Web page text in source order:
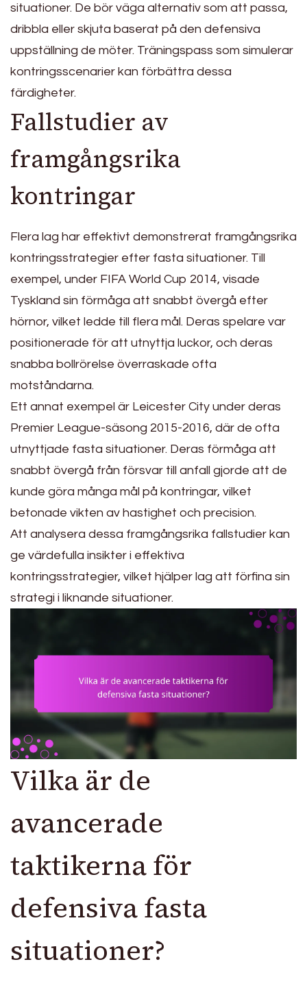
situationer. De bör väga alternativ som att passa,
dribbla eller skjuta baserat på den defensiva
uppställning de möter. Träningspass som simulerar
kontringsscenarier kan förbättra dessa
färdigheter.
Fallstudier av
framgångsrika
kontringar
Flera lag har effektivt demonstrerat framgångsrika
kontringsstrategier efter fasta situationer. Till
exempel, under FIFA World Cup 2014, visade
Tyskland sin förmåga att snabbt övergå efter
hörnor, vilket ledde till flera mål. Deras spelare var
positionerade för att utnyttja luckor, och deras
snabba bollrörelse överraskade ofta
motståndarna.
Ett annat exempel är Leicester City under deras
Premier League-säsong 2015-2016, där de ofta
utnyttjade fasta situationer. Deras förmåga att
snabbt övergå från försvar till anfall gjorde att de
kunde göra många mål på kontringar, vilket
betonade vikten av hastighet och precision.
Att analysera dessa framgångsrika fallstudier kan
ge värdefulla insikter i effektiva
kontringsstrategier, vilket hjälper lag att förfina sin
strategi i liknande situationer.
Vilka är de
avancerade
taktikerna för
defensiva fasta
situationer?